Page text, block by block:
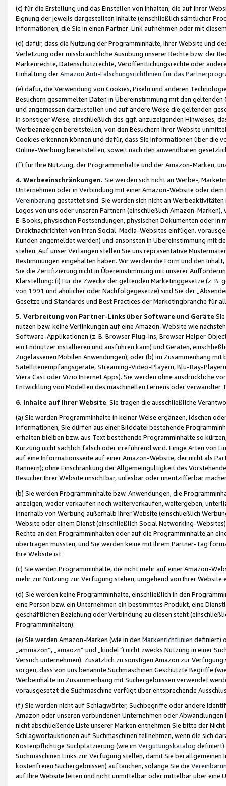
(c) für die Erstellung und das Einstellen von Inhalten, die auf Ihrer
Eignung der jeweils dargestellten Inhalte (einschließlich sämtlicher
Informationen, die Sie in einen Partner-Link aufnehmen oder mit
(d) dafür, dass die Nutzung der Programminhalte, Ihrer Website und
Verletzung oder missbräuchliche Ausübung unserer Rechte bzw. der
Markenrechte, Datenschutzrechte, Veröffentlichungsrechte oder
Einhaltung derAmazon Anti-Fälschungsrichtlinien für das
(e) dafür, die Verwendung von Cookies, Pixeln und anderen
Besuchern gesammelten Daten in Übereinstimmung mit den
und angemessen darzustellen und auf andere Weise die geltenden
in sonstiger Weise, einschließlich des ggf. anzuzeigenden Hinweises,
Werbeanzeigen bereitstellen, von den Besuchern Ihrer Website
Cookies erkennen können und dafür, dass Sie Informationen über die
Online-Werbung bereitstellen, soweit nach den anwendbaren
(f) für Ihre Nutzung, der Programminhalte und der Amazon-Marken,
4. Werbeeinschränkungen. Sie werden sich nicht an Werbe-,
Unternehmen oder in Verbindung mit einer Amazon-Website oder
Vereinbarung gestattet sind. Sie werden sich nicht an
Logos von uns oder unseren Partnern (einschließlich Amazon-
E-Books, physischen Postsendungen, physischen Dokumenten oder in
Direktnachrichten von Ihren Social-Media-Websites einfügen.
Kunden angemeldet werden) und ansonsten in Übereinstimmung mit
stehen. Auf unser Verlangen stellen Sie uns repräsentative
Bestimmungen eingehalten haben. Wir werden die Form und den
Sie die Zertifizierung nicht in Übereinstimmung mit unserer
Klarstellung: (i) Für die Zwecke der geltenden Marketinggesetze (z. B.
von 1991 und ähnlicher oder Nachfolgegesetze) sind Sie der
Gesetze und Standards und Best Practices der Marketingbranche für
5. Verbreitung von Partner-Links über Software und Geräte
nutzen bzw. keine Verlinkungen auf eine Amazon-Website wie
Software-Applikationen (z. B. Browser Plug-ins, Browser Helper
ein Endnutzer installieren und ausführen kann) und Geräten,
Zugelassenen Mobilen Anwendungen); oder (b) im Zusammenhang
Satellitenempfangsgeräte, Streaming-Video-Playern, Blu-Ray-
Viera Cast oder Vizio Internet Apps). Sie werden ohne ausdrückliche
Entwicklung von Modellen des maschinellen Lernens oder
6. Inhalte auf Ihrer Website. Sie tragen die ausschließliche
(a) Sie werden Programminhalte in keiner Weise ergänzen, löschen
Informationen; Sie dürfen aus einer Bilddatei bestehende
erhalten bleiben bzw. aus Text bestehende Programminhalte so
Kürzung nicht sachlich falsch oder irreführend wird. Einige Arten von
auf eine Informationsseite auf einer Amazon-Website, der nicht als
Bannern); ohne Einschränkung der Allgemeingültigkeit des
Besucher Ihrer Website unsichtbar, unlesbar oder unentzifferbar
(b) Sie werden Programminhalte bzw. Anwendungen, die
anzeigen, weder verkaufen noch weiterverkaufen, weitergeben,
innerhalb von Werbung außerhalb Ihrer Website (einschließlich
Website oder einem Dienst (einschließlich Social Networking-
Rechte an den Programminhalten oder auf die Programminhalte an
übertragen müssten, und Sie werden keine mit Ihrem Partner-Tag
Ihre Website ist.
(c) Sie werden Programminhalte, die nicht mehr auf einer Amazon-
mehr zur Nutzung zur Verfügung stehen, umgehend von Ihrer
(d) Sie werden keine Programminhalte, einschließlich in den
eine Person bzw. ein Unternehmen ein bestimmtes Produkt, eine
geschäftlichen Beziehung oder Verbindung zu diesen steht
Programminhalten).
(e) Sie werden Amazon-Marken (wie in den Markenrichtlinien definiert)
„ammazon“, „amaozn“ und „kindel“) nicht zwecks Nutzung in einer
Versuch unternehmen). Zusätzlich zu sonstigen Amazon zur
sorgen, dass von uns benannte Suchmaschinen Geschützte Begriffe
Werbeinhalte im Zusammenhang mit Suchergebnissen verwendet
vorausgesetzt die Suchmaschine verfügt über entsprechende
(f) Sie werden nicht auf Schlagwörter, Suchbegriffe oder andere
Amazon oder unseren verbundenen Unternehmen oder
nicht abschließende Liste unserer Marken entnehmen Sie bitte der
Schlagwortauktionen auf Suchmaschinen teilnehmen, wenn die sich
Kostenpflichtige Suchplatzierung (wie im Vergütungskatalog definiert)
Suchmaschinen Links zur Verfügung stellen, damit Sie bei
kostenfreien Suchergebnissen) auftauchen, solange Sie die
auf Ihre Website leiten und nicht unmittelbar oder mittelbar über eine